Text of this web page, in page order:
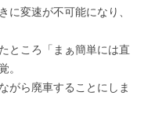
に変速が不可能になり、
ところ「まぁ簡単には直
。
がら廃車することにしま